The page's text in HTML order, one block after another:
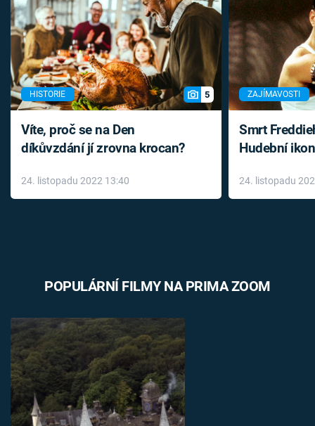
HISTORIE 5
Víte, proč se na Den
díkůvzdání jí zrovna krocan?
24. listopadu 2022 13:40
ZAJÍMAVOSTI
Smrt
Hudební
léky
24. listopadu
POPULÁRNÍ FILMY NA PRIMA ZOOM